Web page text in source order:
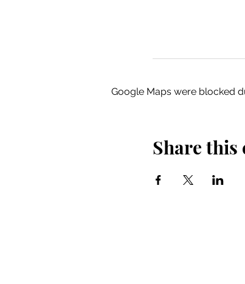
Google Maps were blocked
Share this